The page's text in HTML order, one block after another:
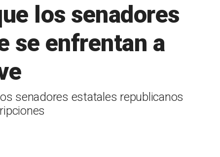
los senadores
se enfrentan a
senadores estatales republicanos